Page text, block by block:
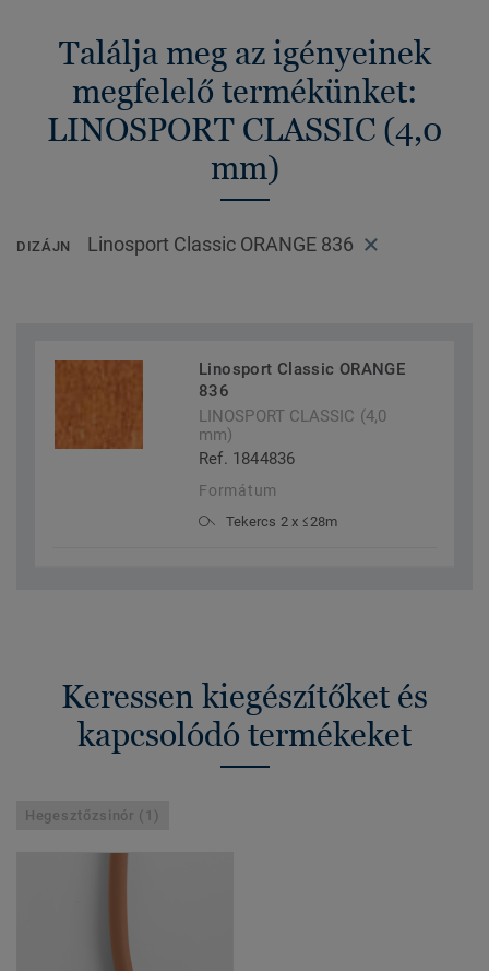
Találja meg az igényeinek
megfelelő termékünket:
LINOSPORT CLASSIC (4,0
mm)
DIZÁJN Linosport Classic ORANGE 836
Linosport Classic ORANGE
836
LINOSPORT CLASSIC (4,0
mm)
Ref. 1844836
Formátum
Tekercs 2 x ≤28m
Keressen kiegészítőket és
kapcsolódó termékeket
Hegesztőzsinór (1)